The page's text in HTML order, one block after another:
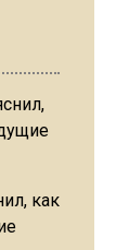
как